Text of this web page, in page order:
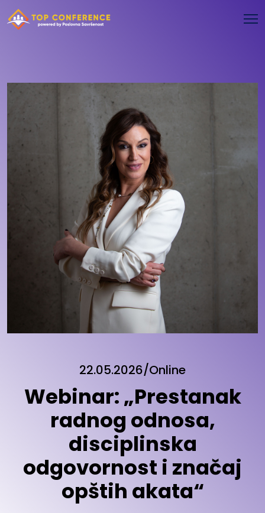
22.05.2026/Online
Webinar: „Prestanak
radnog odnosa,
disciplinska
odgovornost i značaj
opštih akata“